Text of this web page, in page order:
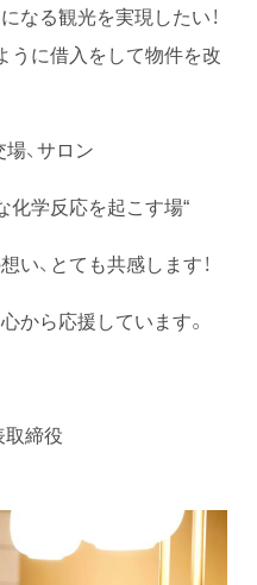
なる観光を実現したい！
うに借入をして物件を改
、サロン
化学反応を起こす場“
、とても共感します！
から応援しています。
取締役